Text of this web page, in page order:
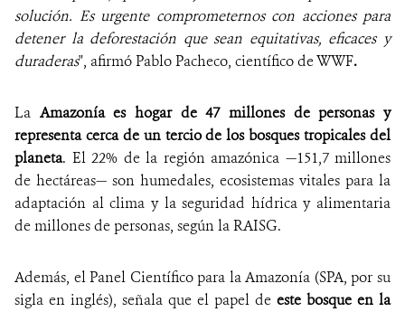
solución. Es urgente comprometernos con acciones para
detener la deforestación que sean equitativas, eficaces y
duraderas", afirmó Pablo Pacheco, científico de WWF.
La Amazonía es hogar de 47 millones de personas y
representa cerca de un tercio de los bosques tropicales del
planeta. El 22% de la región amazónica —151,7 millones
de hectáreas— son humedales, ecosistemas vitales para la
adaptación al clima y la seguridad hídrica y alimentaria
de millones de personas, según la RAISG.
Además, el Panel Científico para la Amazonía (SPA, por su
sigla en inglés), señala que el papel de este bosque en la